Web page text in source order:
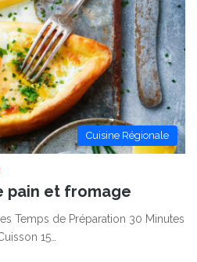
Cuisine Régionale
et fromage
Temps de Préparation 30 Minutes
15…